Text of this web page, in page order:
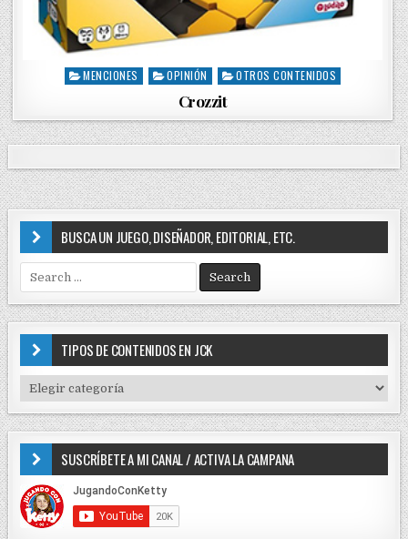
P
t
e
d
i
n
MENCIONES OPINIÓN OTROS CONTENIDOS
Crozzit
BUSCA UN JUEGO, DISEÑADOR, EDITORIAL, ETC.
e
a
r
f
r
:
TIPOS DE CONTENIDOS EN JCK
I
P
D
E
C
O
SUSCRÍBETE A MI CANAL / ACTIVA LA CAMPANA